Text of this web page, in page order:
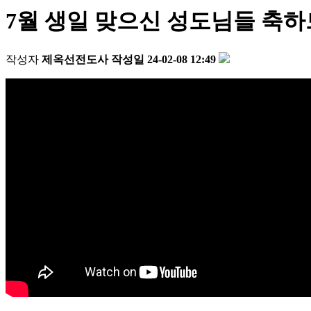
7월 생일 맞으신 성도님들 축
작성자 제옥선전도사 작성일 24-02-08 12:49